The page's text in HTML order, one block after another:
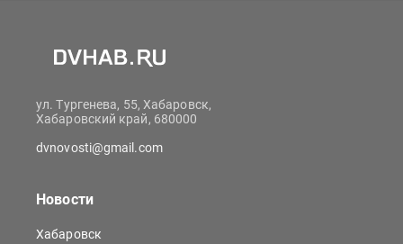
ул. Тургенева, 55, Хабаровск,
Хабаровский край, 680000
dvnovosti@gmail.com
Новости
Хабаровск